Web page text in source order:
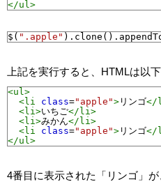
</ul>
$ ( ".apple" ). clone ().
上記を実行すると、HTMLは以
<ul>
<li
class="apple"> リンゴ</
<li>いちご</li>
<li>みかん</li>
<li
class="apple"> リンゴ</
</ul>
4番目に表示された「リンゴ」